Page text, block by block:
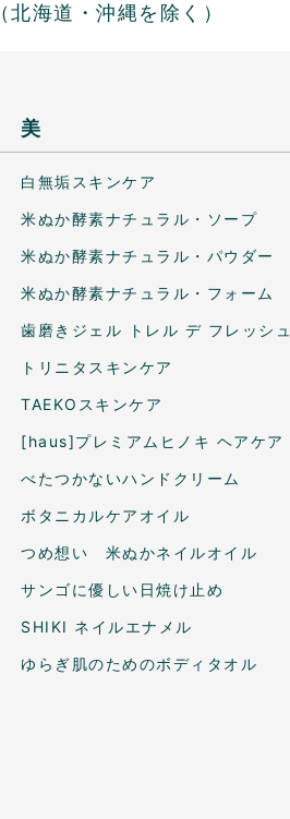
（北海道・沖縄を除く）
美
白無垢スキンケア
米ぬか酵素ナチュラル・ソープ
米ぬか酵素ナチュラル・パウダー
米ぬか酵素ナチュラル・フォーム
歯磨きジェル トレル デ フレッシュ
トリニタスキンケア
TAEKOスキンケア
[haus]プレミアムヒノキ ヘアケア
べたつかないハンドクリーム
ボタニカルケアオイル
つめ想い 米ぬかネイルオイル
サンゴに優しい日焼け止め
SHIKI ネイルエナメル
ゆらぎ肌のためのボディタオル